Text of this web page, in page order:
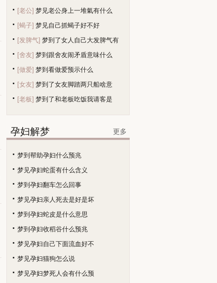
[老公] 梦见老公身上一堆氣有什么
[蝎子] 梦见自己抓蝎子好不好
[发脾气] 梦到了女人自己大发脾气有
[舍友] 梦到跟舍友闹矛盾意味什么
[做爱] 梦到看做爱预示什么
[女友] 梦到了女友脚踏两只船啥意
[老板] 梦到了和老板吃饭我请客是
孕妇解梦 更多
梦到帮助孕妇什么预兆
梦见孕妇蛇蛋有什么含义
梦到孕妇翻车怎么回事
梦见孕妇亲人死去是好是坏
梦到孕妇蛇皮是什么意思
梦到孕妇收稻谷什么预兆
梦见孕妇自己下面流血好不
梦见孕妇猫狗怎么说
梦见孕妇梦死人会有什么预